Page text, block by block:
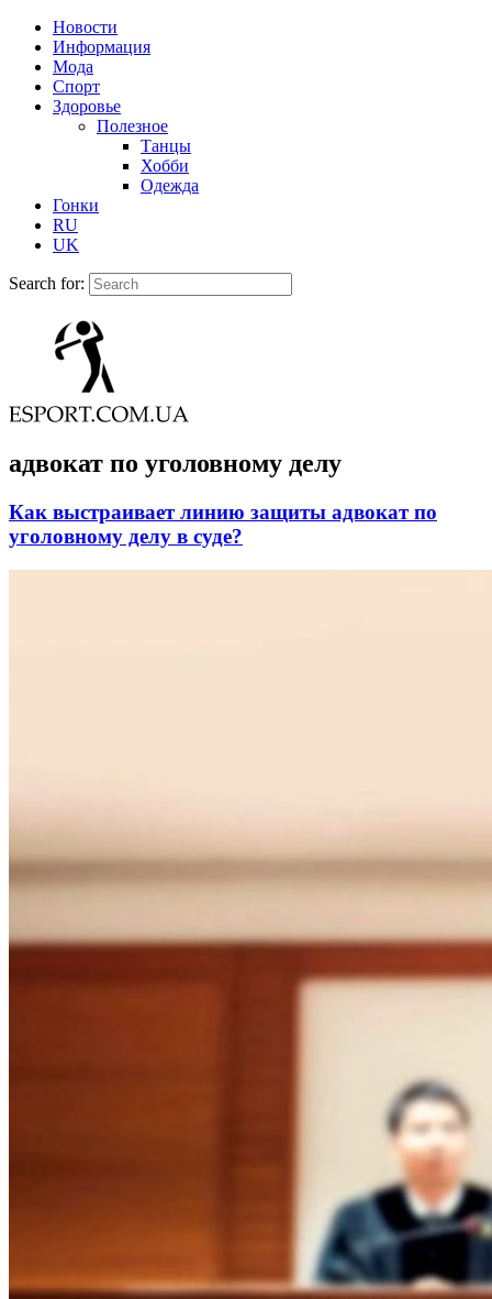
Новости
Информация
Мода
Спорт
Здоровье
Полезное
Танцы
Хобби
Одежда
Гонки
RU
UK
Search for:
адвокат по уголовному делу
Как выстраивает линию защиты адвокат по
уголовному делу в суде?